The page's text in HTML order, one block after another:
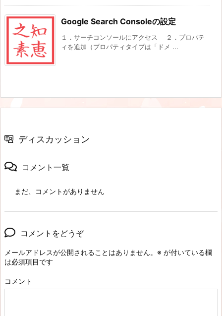
Google Search Consoleの設定
１．サーチコンソールにアクセス ２．プロパテ
ィを追加（プロパティタイプは「ドメ ...
ディスカッション
コメント一覧
まだ、コメントがありません
コメントをどうぞ
メールアドレスが公開されることはありません。 ※ が付いている欄
は必須項目です
コメント